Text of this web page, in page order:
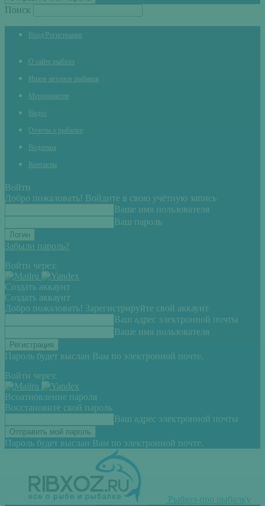
Поиск
Вход/Регистрация
О сайте рыбхоз
Ищем авторов рыбаков
Мероприятия
Видео
Отчеты о рыбалке
Водоемы
Контакты
Войти
Добро пожаловать! Войдите в свою учётную запись
Ваше имя пользователя
Ваш пароль
Забыли пароль?
Войти через:
Создать аккаунт
Создать аккаунт
Добро пожаловать! Зарегистрируйте свой аккаунт
Ваш адрес электронной почты
Ваше имя пользователя
Пароль будет выслан Вам по электронной почте.
Войти через:
Всоатновление пароля
Восстановите свой пароль
Ваш адрес электронной почты
Пароль будет выслан Вам по электронной почте.
Рыбхоз-про рыбалку